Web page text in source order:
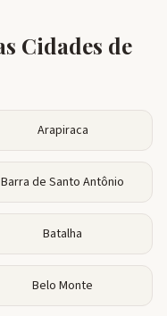
Cidades de
Arapiraca
Barra de Santo Antônio
Batalha
Belo Monte